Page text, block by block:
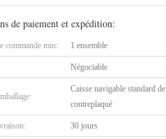
de paiement et expédition:
commande min: 1 ensemble
Négociable
Caisse navigable standard de
contreplaqué
30 jours